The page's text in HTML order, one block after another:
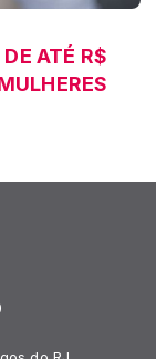
ATÉ R$